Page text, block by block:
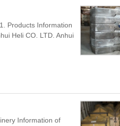
Products Information
Heli CO. LTD. Anhui
Information of